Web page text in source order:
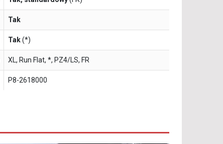
Tak
Tak(*)
XL, Run Flat, *, PZ4/LS, FR
P8-2618000